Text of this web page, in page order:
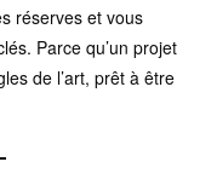
réserves et vous
Parce qu’un projet
de l’art, prêt à être